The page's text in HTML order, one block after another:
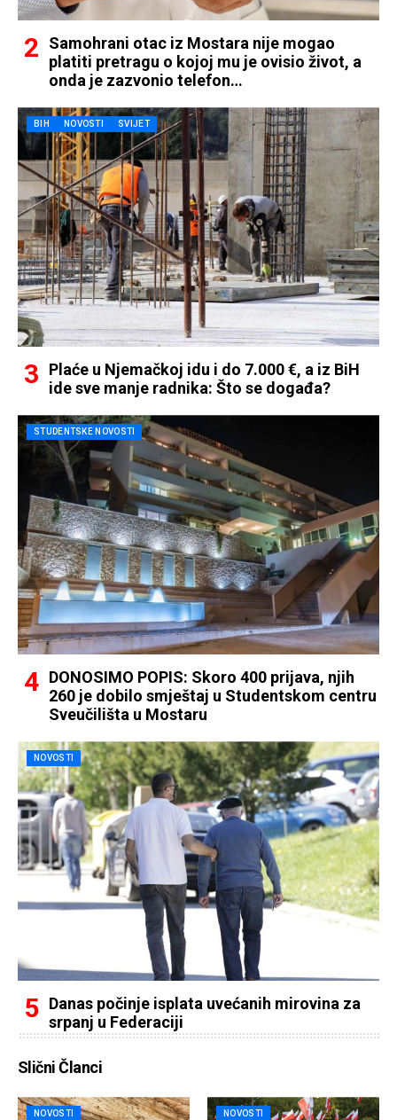
Samohrani otac iz Mostara nije mogao
platiti pretragu o kojoj mu je ovisio život, a
onda je zazvonio telefon…
BIH NOVOSTI SVIJET
Plaće u Njemačkoj idu i do 7.000 €, a iz BiH
ide sve manje radnika: Što se događa?
STUDENTSKE NOVOSTI
DONOSIMO POPIS: Skoro 400 prijava, njih
260 je dobilo smještaj u Studentskom centru
Sveučilišta u Mostaru
NOVOSTI
Danas počinje isplata uvećanih mirovina za
srpanj u Federaciji
Slični Članci
NOVOSTI NOVOSTI